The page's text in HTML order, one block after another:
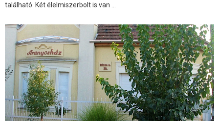
található. Két élelmiszerbolt is van ...